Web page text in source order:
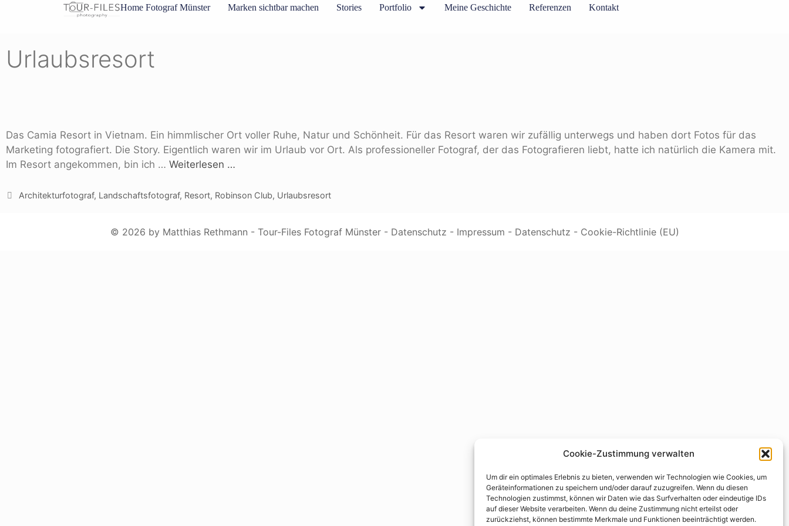
Cookie-Zustimmung verwalten
Um dir ein optimales Erlebnis zu bieten, verwenden wir Technologien wie Cookies, um
Geräteinformationen zu speichern und/oder darauf zuzugreifen. Wenn du diesen
Technologien zustimmst, können wir Daten wie das Surfverhalten oder eindeutige IDs
auf dieser Website verarbeiten. Wenn du deine Zustimmung nicht erteilst oder
zurückziehst, können bestimmte Merkmale und Funktionen beeinträchtigt werden.
Home Fotograf Münster Marken sichtbar machen Stories Portfolio Meine Geschichte Referenzen Kontakt
Urlaubsresort
Das Camia Resort in Vietnam. Ein himmlischer Ort voller Ruhe, Natur und Schönheit. Für das Resort waren wir zufällig unterwegs und haben dort Fotos für das
Marketing fotografiert. Die Story. Eigentlich waren wir im Urlaub vor Ort. Als professioneller Fotograf, der das Fotografieren liebt, hatte ich natürlich die Kamera mit.
Im Resort angekommen, bin ich … Weiterlesen …
Architekturfotograf, Landschaftsfotograf, Resort, Robinson Club, Urlaubsresort
© 2026 by Matthias Rethmann - Tour-Files Fotograf Münster - Datenschutz - Impressum - Datenschutz - Cookie-Richtlinie (EU)